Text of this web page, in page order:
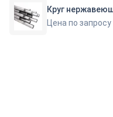
Цена по запросу